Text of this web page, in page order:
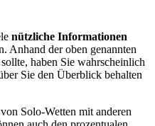
nützliche Informationen
Anhand der oben genannten
haben Sie wahrscheinlich
Sie den Überblick behalten
Solo-Wetten mit anderen